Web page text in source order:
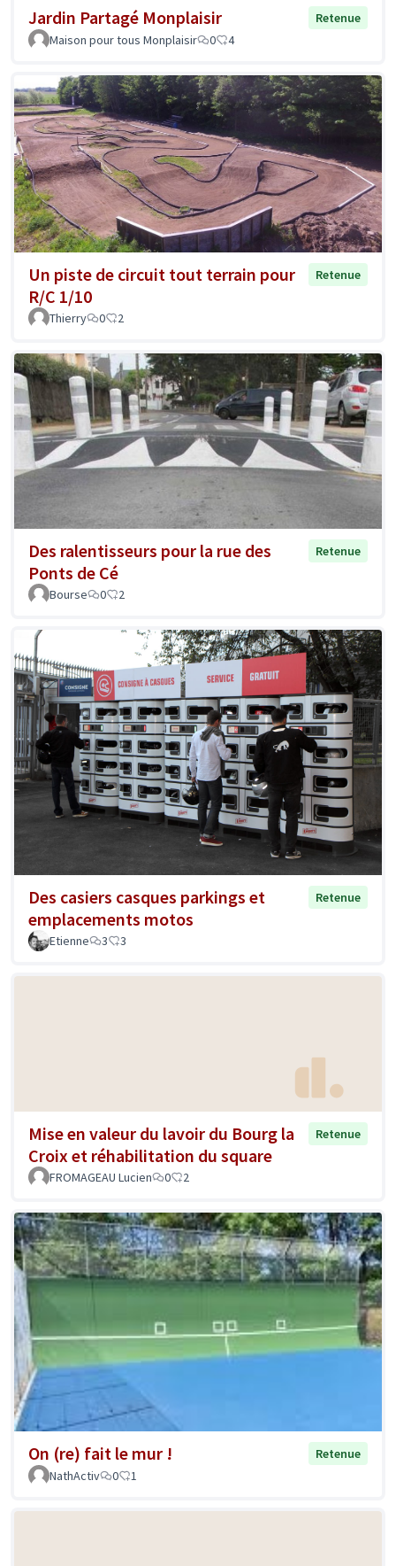
Jardin Partagé Monplaisir
Retenue
Maison pour tous Monplaisir
0 4
Un piste de circuit tout terrain pour
R/C 1/10
Retenue
Thierry 0 2
Des ralentisseurs pour la rue des
Ponts de Cé
Retenue
Bourse 0 2
Des casiers casques parkings et
emplacements motos
Retenue
Etienne 3 3
Mise en valeur du lavoir du Bourg la
Croix et réhabilitation du square
Retenue
FROMAGEAU Lucien 0 2
On (re) fait le mur !
Retenue
NathActiv
0 1